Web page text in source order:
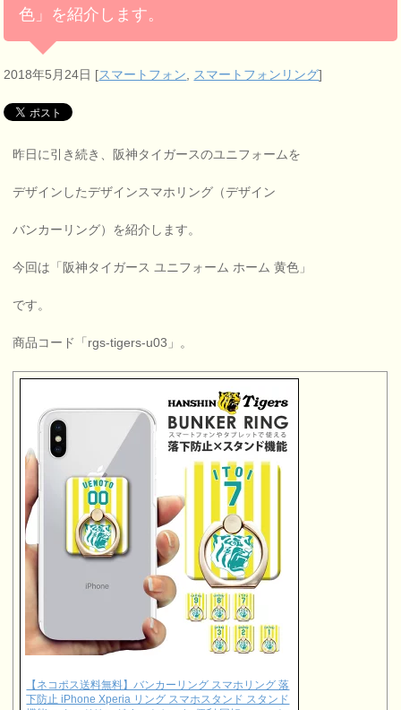
色」を紹介します。
2018年5月24日 [スマートフォン, スマートフォンリング]
昨日に引き続き、阪神タイガースのユニフォームを
デザインしたデザインスマホリング（デザイン
バンカーリング）を紹介します。
今回は「阪神タイガース ユニフォーム ホーム 黄色」
です。
商品コード「rgs-tigers-u03」。
【ネコポス送料無料】バンカーリング スマホリング 落
下防止 iPhone Xperia リング スマホスタンド スタンド